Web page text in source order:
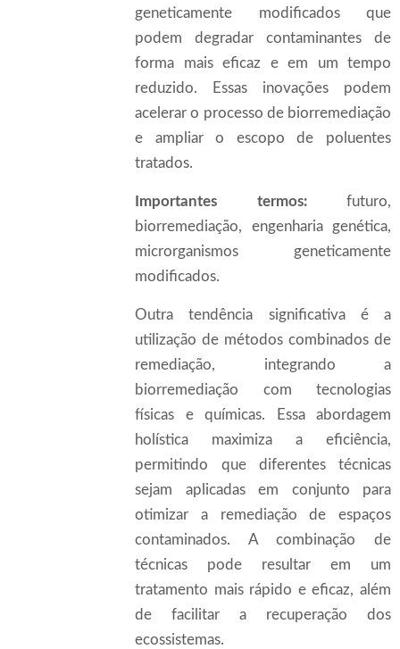
geneticamente modificados que
podem degradar contaminantes de
forma mais eficaz e em um tempo
reduzido. Essas inovações podem
acelerar o processo de biorremediação
e ampliar o escopo de poluentes
tratados.
Importantes termos:futuro,
biorremediação, engenharia genética,
microrganismos geneticamente
modificados.
Outra tendência significativa é a
utilização de métodos combinados de
remediação, integrando a
biorremediação com tecnologias
físicas e químicas. Essa abordagem
holística maximiza a eficiência,
permitindo que diferentes técnicas
sejam aplicadas em conjunto para
otimizar a remediação de espaços
contaminados. A combinação de
técnicas pode resultar em um
tratamento mais rápido e eficaz, além
de facilitar a recuperação dos
ecossistemas.